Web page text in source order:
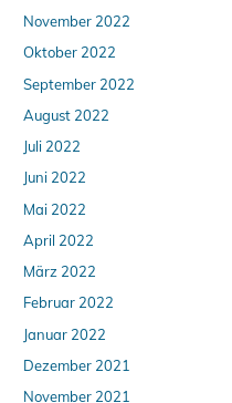
November 2022
Oktober 2022
September 2022
August 2022
Juli 2022
Juni 2022
Mai 2022
April 2022
März 2022
Februar 2022
Januar 2022
Dezember 2021
November 2021